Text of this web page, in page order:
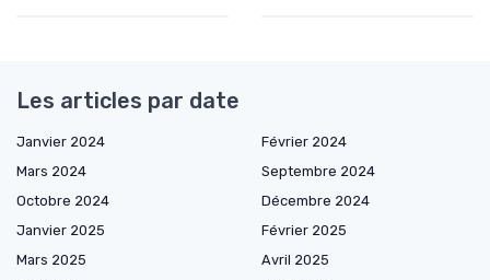
Les articles par date
Janvier 2024
Février 2024
Mars 2024
Septembre 2024
Octobre 2024
Décembre 2024
Janvier 2025
Février 2025
Mars 2025
Avril 2025